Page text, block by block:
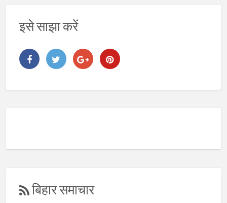
इसे साझा करें
बिहार समाचार